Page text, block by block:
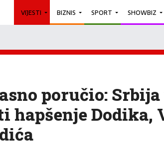
VIJESTI BIZNIS SPORT SHOWBIZ
poručio:
hapšenje Dodika,